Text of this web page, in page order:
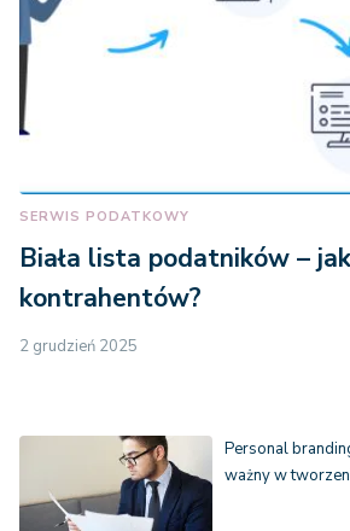
SERWIS PODATKOWY
Biała lista podatników –
kontrahentów?
2 grudzień 2025
Personal
ważny w